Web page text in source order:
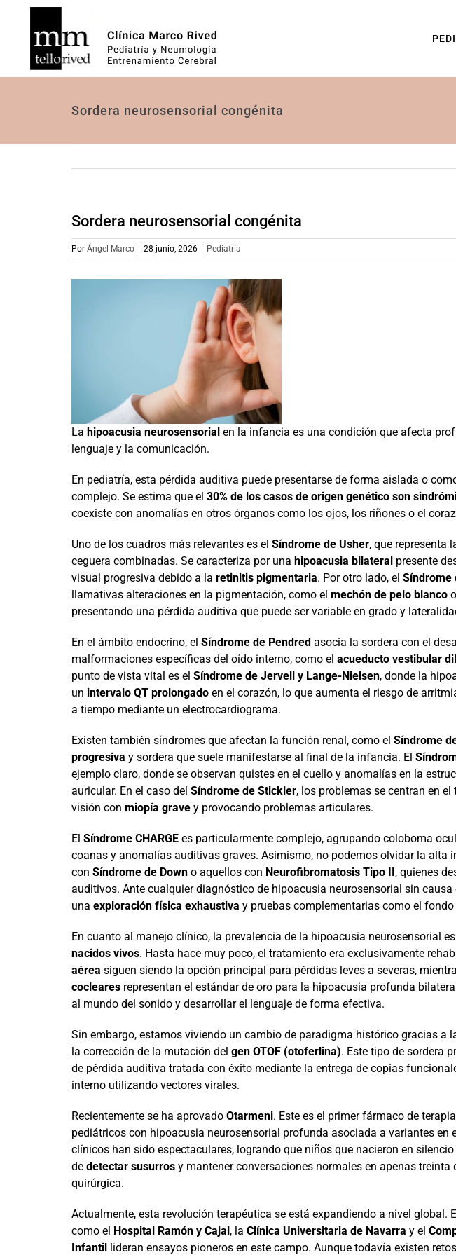
contenido
Sordera neurosensorial congénita
Sordera neurosensorial congénita
Por Ángel Marco 28 junio, 2026 Pediatría
La hipoacusia neurosensorialen la infancia es una condición que afecta
lenguaje y la comunicación.
En pediatría, esta pérdida auditiva puede presentarse de forma aislada o
complejo. Se estima que el 30% de los casos de origen genético son
coexiste con anomalías en otros órganos como los ojos, los riñones o el
Uno de los cuadros más relevantes es el Síndrome de Usher, que representa
ceguera combinadas. Se caracteriza por una hipoacusia bilateralpresente
visual progresiva debido a la retinitis pigmentaria. Por otro lado, el Síndrome
llamativas alteraciones en la pigmentación, como el mechón de pelo blanco
presentando una pérdida auditiva que puede ser variable en grado y
En el ámbito endocrino, el Síndrome de Pendredasocia la sordera con el
malformaciones específicas del oído interno, como el acueducto vestibular
punto de vista vital es el Síndrome de Jervell y Lange-Nielsen, donde la
un intervalo QT prolongadoen el corazón, lo que aumenta el riesgo de
a tiempo mediante un electrocardiograma.
Existen también síndromes que afectan la función renal, como el Síndrome
progresiva y sordera que suele manifestarse al final de la infancia. El
ejemplo claro, donde se observan quistes en el cuello y anomalías en la
auricular. En el caso del Síndrome de Stickler, los problemas se centran en
visión con miopía gravey provocando problemas articulares.
El Síndrome CHARGEes particularmente complejo, agrupando coloboma
coanas y anomalías auditivas graves. Asimismo, no podemos olvidar la alta
con Síndrome de Downo aquellos con Neurofibromatosis Tipo II, quienes
auditivos. Ante cualquier diagnóstico de hipoacusia neurosensorial sin
una exploración física exhaustiva y pruebas complementarias como el
En cuanto al manejo clínico, la prevalencia de la hipoacusia neurosensorial
nacidos vivos. Hasta hace muy poco, el tratamiento era exclusivamente
aérea siguen siendo la opción principal para pérdidas leves a severas,
coclearesrepresentan el estándar de oro para la hipoacusia profunda
al mundo del sonido y desarrollar el lenguaje de forma efectiva.
Sin embargo, estamos viviendo un cambio de paradigma histórico gracias a
la corrección de la mutación del gen OTOF (otoferlina). Este tipo de sordera
de pérdida auditiva tratada con éxito mediante la entrega de copias
interno utilizando vectores virales.
Recientemente se ha aprovado Otarmeni. Este es el primer fármaco de
pediátricos con hipoacusia neurosensorial profunda asociada a variantes en
clínicos han sido espectaculares, logrando que niños que nacieron en
de detectar susurrosy mantener conversaciones normales en apenas
quirúrgica.
Actualmente, esta revolución terapéutica se está expandiendo a nivel global.
como el Hospital Ramón y Cajal, la Clínica Universitaria de Navarra y el
Infantillideran ensayos pioneros en este campo. Aunque todavía existen